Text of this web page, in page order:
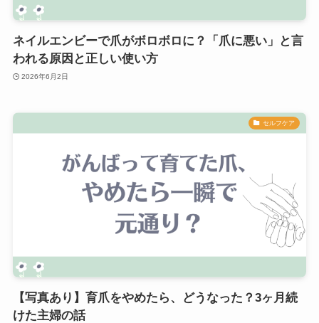
ネイルエンビーで爪がボロボロに？「爪に悪い」と言
われる原因と正しい使い方
2026年6月2日
セルフケア
【写真あり】育爪をやめたら、どうなった？3ヶ月続
けた主婦の話